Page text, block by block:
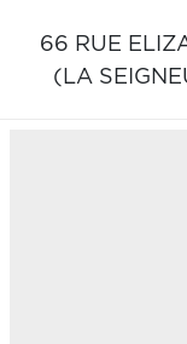
66 RUE
(LA